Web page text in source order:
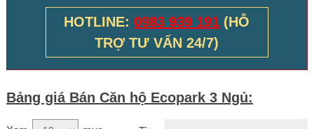
HOTLINE:0983 939 191 (HỖ
TRỢ TƯ VẤN 24/7)
Bảng giá Bán Căn hộ Ecopark 3 Ngủ: